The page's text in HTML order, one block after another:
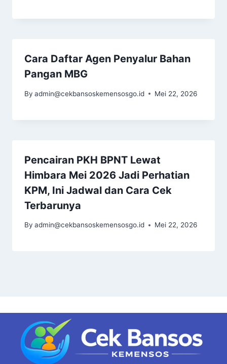
Cara Daftar Agen Penyalur Bahan
Pangan MBG
By admin@cekbansoskemensosgo.id Mei 22, 2026
Pencairan PKH BPNT Lewat
Himbara Mei 2026 Jadi Perhatian
KPM, Ini Jadwal dan Cara Cek
Terbarunya
By admin@cekbansoskemensosgo.id Mei 22, 2026